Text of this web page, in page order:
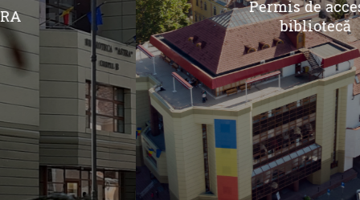
Permis de acces la
bibliotecă